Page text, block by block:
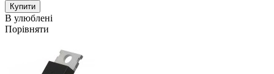
В улюблені
Порівняти